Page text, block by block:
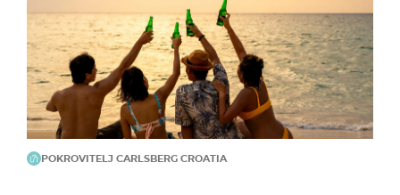
POKROVITELJ CARLSBERG CROATIA